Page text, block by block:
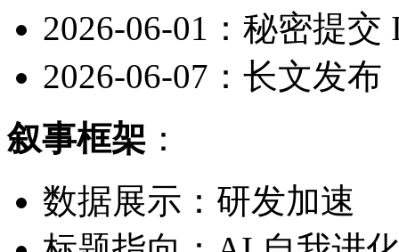
2026-06-01：秘密提交
2026-06-07：长文发布
叙事框架 ：
数据展示：研发加速